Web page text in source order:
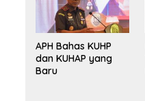
APH Bahas KUHP
dan KUHAP yang
Baru